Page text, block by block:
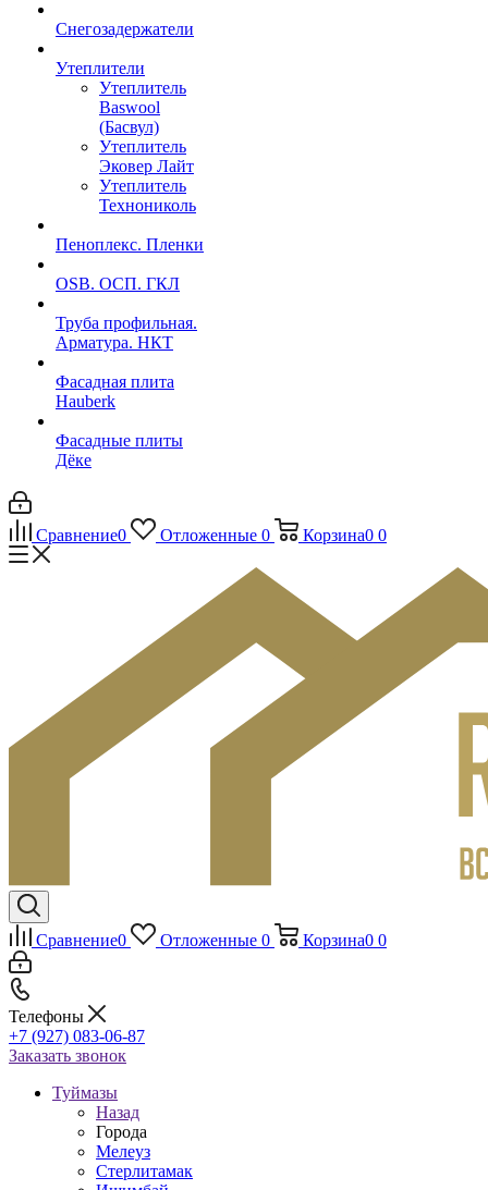
Снегозадержатели
Утеплители
Утеплитель
Baswool
(Басвул)
Утеплитель
Эковер Лайт
Утеплитель
Технониколь
Пеноплекс. Пленки
OSB. ОСП. ГКЛ
Труба профильная.
Арматура. НКТ
Фасадная плита
Hauberk
Фасадные плиты
Дёке
Сравнение0 Отложенные 0 Корзина0 0
Сравнение0 Отложенные 0 Корзина0 0
Телефоны
+7 (927) 083-06-87
Заказать звонок
Туймазы
Назад
Города
Мелеуз
Стерлитамак